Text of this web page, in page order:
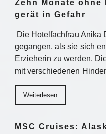
Zehn Monate ohne
gerät in Gefahr
Die Hotelfachfrau Anika
gegangen, als sie sich
Erzieherin zu werden.
mit verschiedenen
Weiterlesen
MSC Cruises: